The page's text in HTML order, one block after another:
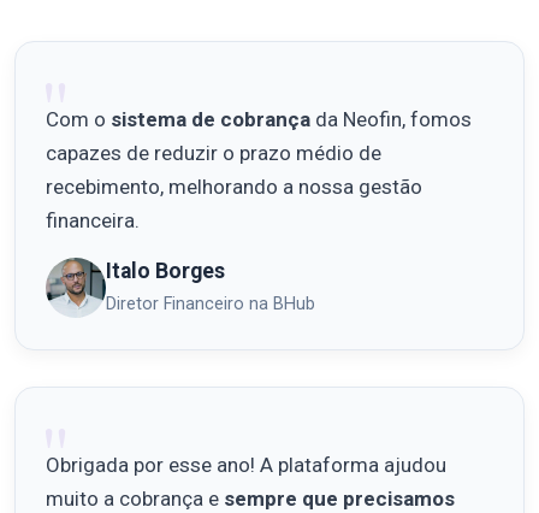
Com o sistema de cobrança da Neofin, fomos
capazes de reduzir o prazo médio de
recebimento, melhorando a nossa gestão
financeira.
Italo Borges
Diretor Financeiro na BHub
Obrigada por esse ano! A plataforma ajudou
muito a cobrança e sempre que precisamos